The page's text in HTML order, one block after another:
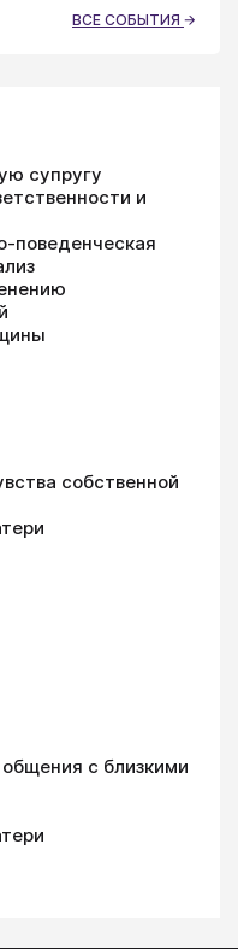
ВСЕ СОБЫТИЯ
супругу
и
поведенческая
собственной
с близкими